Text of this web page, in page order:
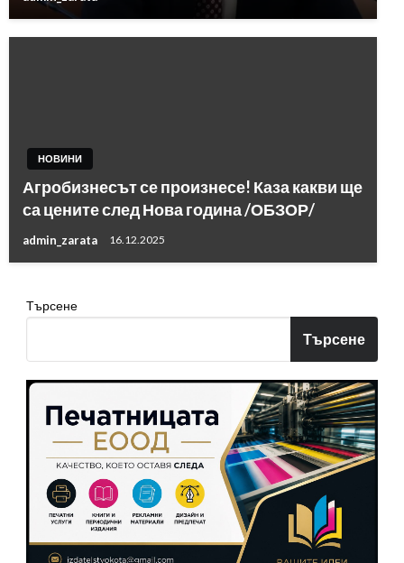
НОВИНИ
Агробизнесът се произнесе! Каза какви ще
са цените след Нова година /ОБЗОР/
admin_zarata 16.12.2025
Търсене
Търсене